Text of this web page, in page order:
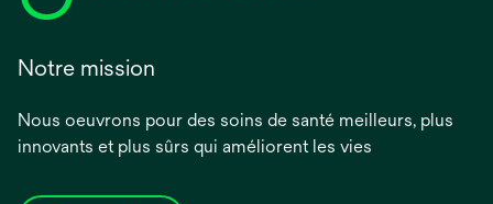
Notre mission
Nous oeuvrons pour des soins de santé meilleurs, plus
innovants et plus sûrs qui améliorent les vies